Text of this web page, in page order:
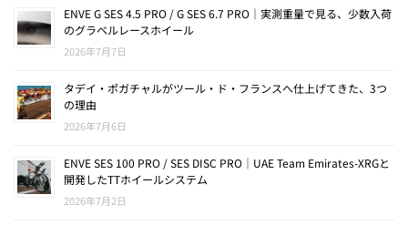
ENVE G SES 4.5 PRO / G SES 6.7 PRO｜実測重量で見る、少数入荷
のグラベルレースホイール
2026年7月7日
タデイ・ポガチャルがツール・ド・フランスへ仕上げてきた、3つ
の理由
2026年7月6日
ENVE SES 100 PRO / SES DISC PRO｜UAE Team Emirates-XRGと
開発したTTホイールシステム
2026年7月2日